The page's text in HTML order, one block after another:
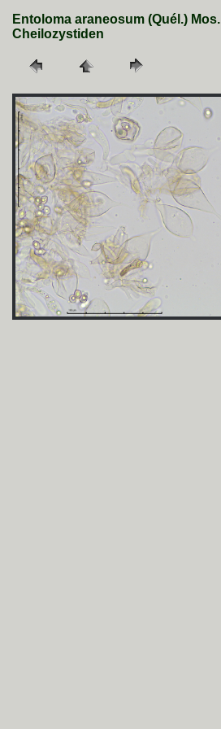
Entoloma araneosum (Quél.) Mos.
Cheilozystiden